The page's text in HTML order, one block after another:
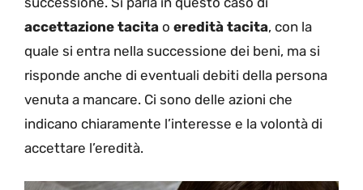
accettazione tacita o eredità tacita, con la
quale si entra nella successione dei beni, ma si
risponde anche di eventuali debiti della persona
venuta a mancare. Ci sono delle azioni che
indicano chiaramente l’interesse e la volontà di
accettare l’eredità.